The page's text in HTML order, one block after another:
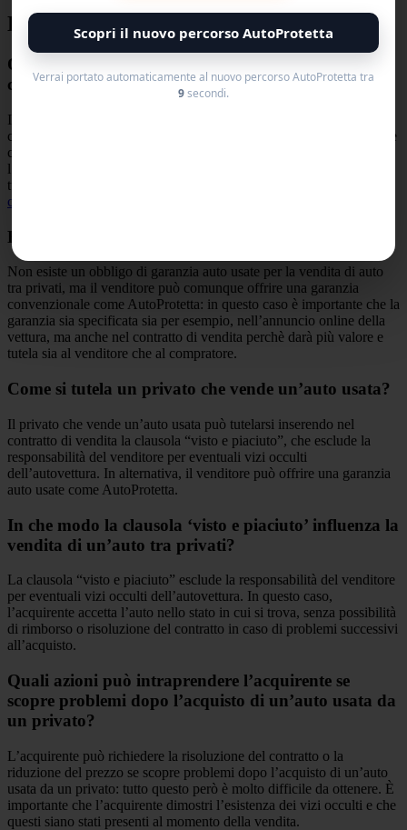
Domande Frequenti
Quali sono le responsabilità del venditore privato in
caso di vizi occulti dell’autovettura?
Il venditore privato è responsabile dei vizi occulti dell’autovettura,
cioè di quei difetti non visibili o occultati al momento della vendita e
che compromettono l’utilizzo del veicolo. In caso di vizi occulti,
l’acquirente può richiedere la rivolgersi al giudice in quanto non
tutelato da garanzia. Leggi anche questo articolo del
consumatori Trento
Esiste un obbligo di garanzia auto usate tra privati?
Non esiste un obbligo di garanzia auto usate per la vendita di auto
tra privati, ma il venditore può comunque offrire una garanzia
convenzionale come AutoProtetta: in questo caso è importante che la
garanzia sia specificata sia per esempio, nell’annuncio online della
vettura, ma anche nel contratto di vendita perchè darà più valore e
tutela sia al venditore che al compratore.
Come si tutela un privato che vende un’auto usata?
Il privato che vende un’auto usata può tutelarsi inserendo nel
contratto di vendita la clausola “visto e piaciuto”, che esclude la
responsabilità del venditore per eventuali vizi occulti
dell’autovettura. In alternativa, il venditore può offrire una garanzia
auto usate come AutoProtetta.
In che modo la clausola ‘visto e piaciuto’ influenza la
vendita di un’auto tra privati?
La clausola “visto e piaciuto” esclude la responsabilità del venditore
per eventuali vizi occulti dell’autovettura. In questo caso,
l’acquirente accetta l’auto nello stato in cui si trova, senza possibilità
di rimborso o risoluzione del contratto in caso di problemi successivi
all’acquisto.
Quali azioni può intraprendere l’acquirente se
scopre problemi dopo l’acquisto di un’auto usata da
un privato?
L’acquirente può richiedere la risoluzione del contratto o la
riduzione del prezzo se scopre problemi dopo l’acquisto di un’auto
usata da un privato: tutto questo però è molto difficile da ottenere. È
importante che l’acquirente dimostri l’esistenza dei vizi occulti e che
questi siano stati presenti al momento della vendita.
Scopri il nuovo percorso AutoProtetta
Verrai portato automaticamente al nuovo percorso AutoProtetta tra
8secondi.